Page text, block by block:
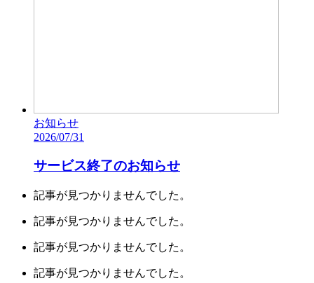
お知らせ
2026/07/31
サービス終了のお知らせ
記事が見つかりませんでした。
記事が見つかりませんでした。
記事が見つかりませんでした。
記事が見つかりませんでした。